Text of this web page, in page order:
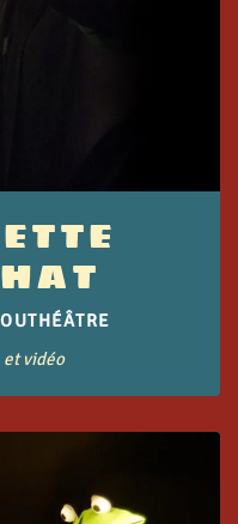
et vidéo